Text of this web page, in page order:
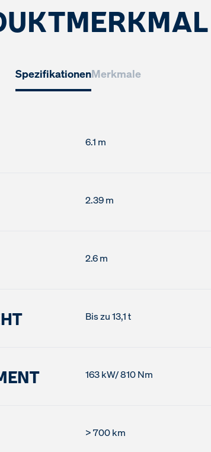
SpezifikationenMerkmale
6.1 m
2.39 m
2.6 m
Bis zu 13,1 t
163 kW/ 810 Nm
> 700 km